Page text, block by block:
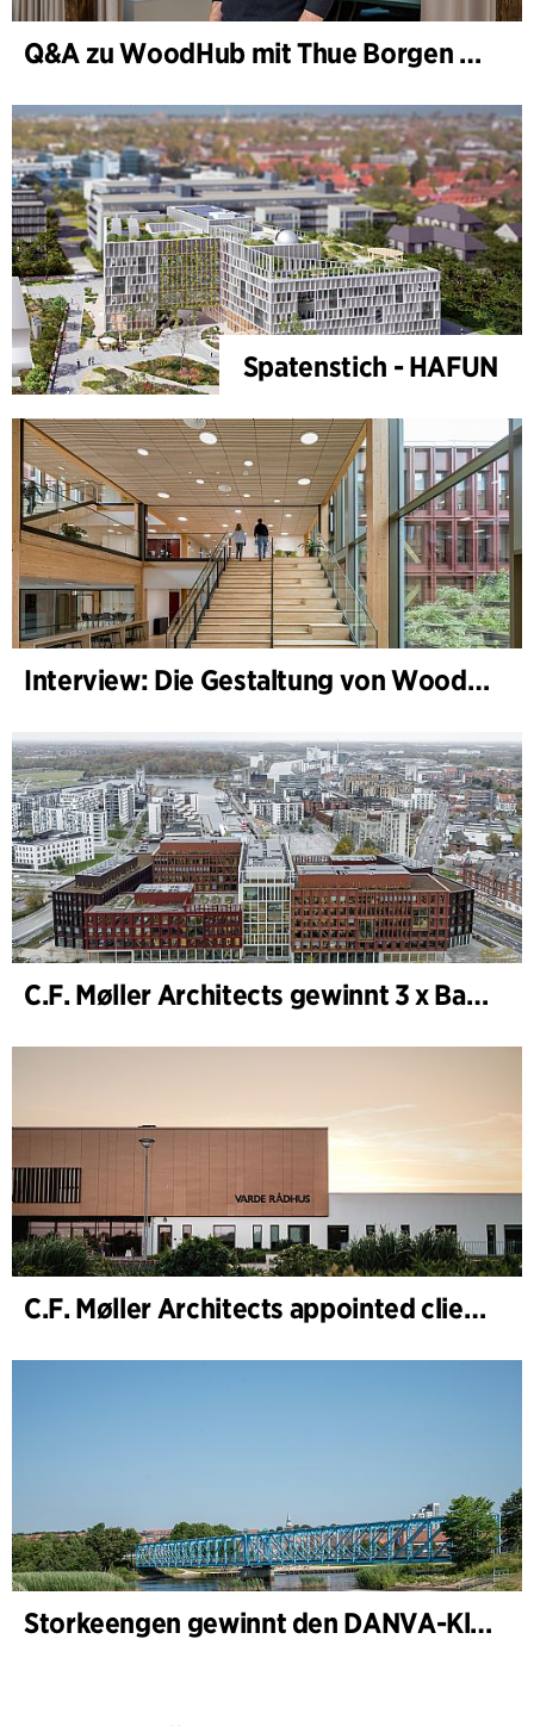
Q&A zu WoodHub mit Thue Borgen Hasløv
Spatenstich - HAFUN
Interview: Die Gestaltung von WoodHub — Dänemarks größtes Holzgebäude
C.F. Møller Architects gewinnt 3 x Bauwerk des Jahres (Årets Byggeri) 2025
C.F. Møller Architects appointed client adviser for the expansion of Varde Town Hall
Storkeengen gewinnt den DANVA-Klimapreis 2025 – und baut auf bisherigen Architektur- Auszeichnungen auf